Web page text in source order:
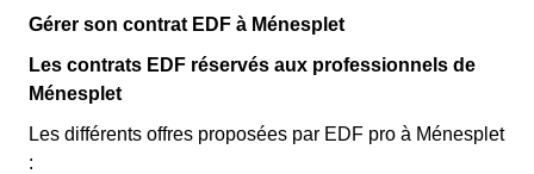
Gérer son contrat EDF à Ménesplet
Les contrats EDF réservés aux professionnels de
Ménesplet
Les différents offres proposées par EDF pro à Ménesplet
: